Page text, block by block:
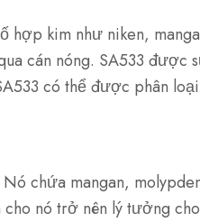
kim như niken,
cán nóng. SA533 được
có thể được phân
chứa mangan,
nó trở nên lý tưởng